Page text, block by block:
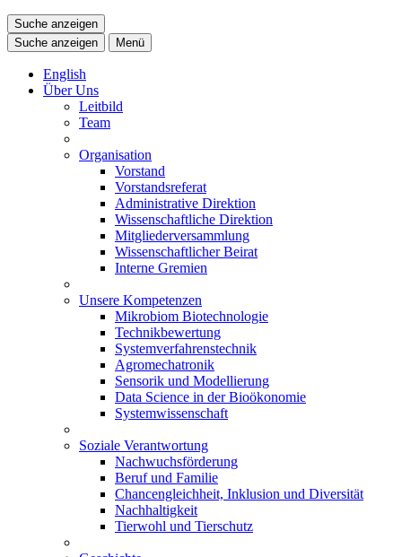
Suche anzeigen
Suche anzeigen
Menü
English
Über Uns
Leitbild
Team
Organisation
Vorstand
Vorstandsreferat
Administrative Direktion
Wissenschaftliche Direktion
Mitgliederversammlung
Wissenschaftlicher Beirat
Interne Gremien
Unsere Kompetenzen
Mikrobiom Biotechnologie
Technikbewertung
Systemverfahrenstechnik
Agromechatronik
Sensorik und Modellierung
Data Science in der Bioökonomie
Systemwissenschaft
Soziale Verantwortung
Nachwuchsförderung
Beruf und Familie
Chancengleichheit, Inklusion und Diversität
Nachhaltigkeit
Tierwohl und Tierschutz